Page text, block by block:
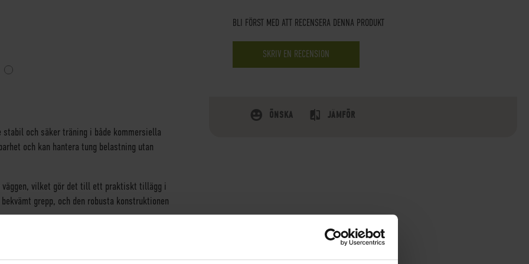
BLI FÖRST MED ATT RECENSERA DENNA PRODUKT
SKRIV EN RECENSION
ÖNSKA JÄMFÖR
och säker träning i både kommersiella
och kan hantera tung belastning utan
vilket gör det till ett praktiskt tillägg i
grepp, och den robusta konstruktionen
som det ger maximal funktionalitet. Oavsett
dipsstativ en pålitlig lösning för dina